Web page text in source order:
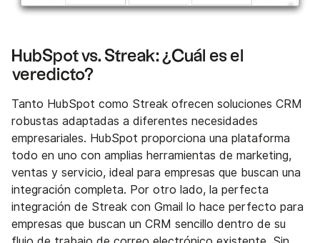
HubSpot vs. Streak: ¿Cuál es el
veredicto?
Tanto HubSpot como Streak ofrecen soluciones CRM
robustas adaptadas a diferentes necesidades
empresariales. HubSpot proporciona una plataforma
todo en uno con amplias herramientas de marketing,
ventas y servicio, ideal para empresas que buscan una
integración completa. Por otro lado, la perfecta
integración de Streak con Gmail lo hace perfecto para
empresas que buscan un CRM sencillo dentro de su